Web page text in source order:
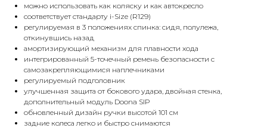
можно использовать как коляску и как автокресло
соответствует стандарту i-Size (R129)
регулируемая в 3 положениях спинка: сидя, полулежа,
откинувшись назад
амортизирующий механизм для плавности хода
интегрированный 5-точечный ремень безопасности с
самозакрепляющимися наплечниками
регулируемый подголовник
улучшенная защита от бокового удара, двойная стенка,
дополнительный модуль Doona SIP
обновленный дизайн ручки высотой 101 см
задние колеса легко и быстро снимаются